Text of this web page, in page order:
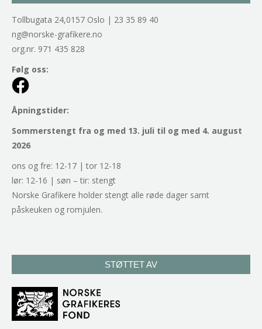
Tollbugata 24,0157 Oslo | 23 35 89 40
ng@norske-grafikere.no
org.nr. 971 435 828
Følg oss:
Åpningstider:
Sommerstengt fra og med 13. juli til og med 4. august
2026
ons og fre: 12-17 | tor 12-18
lør: 12-16 | søn – tir: stengt
Norske Grafikere holder stengt alle røde dager samt
påskeuken og romjulen.
STØTTET AV